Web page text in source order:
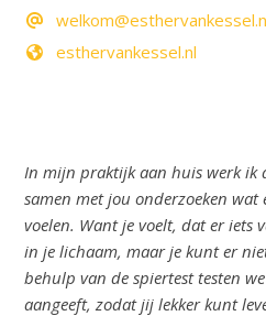
esthervankessel.nl
In mijn praktijk aan huis werk ik
samen met jou onderzoeken
voelen. Want je voelt, dat er iets
in je lichaam, maar je kunt er
behulp van de spiertest testen
aangeeft, zodat jij lekker kunt